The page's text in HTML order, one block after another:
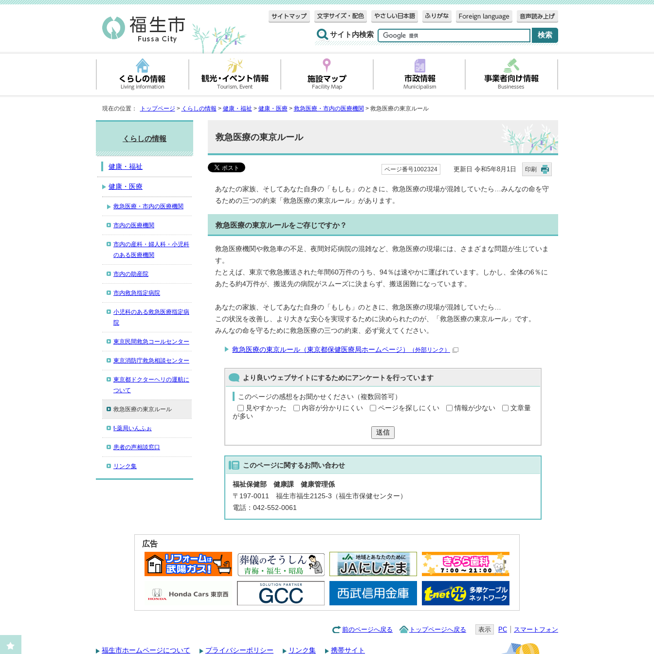
サイト内検索
現在の位置： トップページ > くらしの情報 > 健康・福祉 > 健康・医療> 救急医療・市内の医療機関 > 救急医療の東京ルール
救急医療の東京ルール
ページ番号1002324 更新日 令和5年8月1日 印刷
あなたの家族、そしてあなた自身の「もしも」のときに、救急医療の現場が混雑していたら…みんなの命を守
るための三つの約束「救急医療の東京ルール」があります。
救急医療の東京ルールをご存じですか？
救急医療機関や救急車の不足、夜間対応病院の混雑など、救急医療の現場には、さまざまな問題が生じていま
す。
たとえば、東京で救急搬送された年間60万件のうち、94％は速やかに運ばれています。しかし、全体の6％に
あたる約4万件が、搬送先の病院がスムーズに決まらず、搬送困難になっています。
あなたの家族、そしてあなた自身の「もしも」のときに、救急医療の現場が混雑していたら…
この状況を改善し、より大きな安心を実現するために決められたのが、「救急医療の東京ルール」です。
みんなの命を守るために救急医療の三つの約束、必ず覚えてください。
救急医療の東京ルール（東京都保健医療局ホームページ） （外部リンク）
より良いウェブサイトにするためにアンケートを行っています
このページの感想をお聞かせください（複数回答可）
見やすかった
内容が分かりにくい ページを探しにくい 情報が少ない
文章量
が多い
送信
このページに関するお問い合わせ
福祉保健部 健康課 健康管理係
〒197-0011 福生市福生2125-3（福生市保健センター）
電話：042-552-0061
くらしの情報
健康・福祉
健康・医療
救急医療・市内の医療機関
市内の医療機関
市内の産科・婦人科・小児科
のある医療機関
市内の助産院
市内救急指定病院
小児科のある救急医療指定病
院
東京民間救急コールセンター
東京消防庁救急相談センター
東京都ドクターヘリの運航に
ついて
救急医療の東京ルール
t-薬局いんふぉ
患者の声相談窓口
リンク集
広告
前のページへ戻る トップページへ戻る 表示 PC スマートフォン
福生市ホームページについて プライバシーポリシー リンク集 携帯サイト